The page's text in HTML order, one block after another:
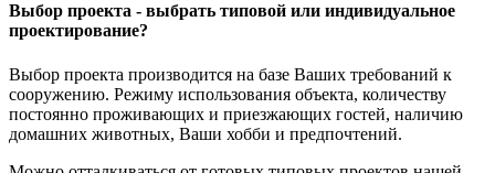
Выбор проекта - выбрать типовой или индивидуальное
проектирование?
Выбор проекта производится на базе Ваших требований к
сооружению. Режиму использования объекта, количеству
постоянно проживающих и приезжающих гостей, наличию
домашних животных, Ваши хобби и предпочтений.